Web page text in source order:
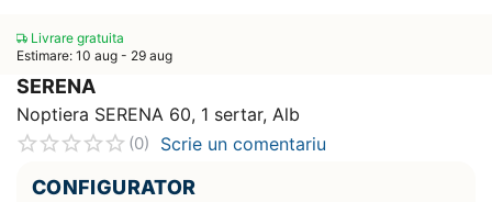
Livrare gratuita
Estimare: 10 aug - 29 aug
SERENA
Noptiera SERENA 60, 1 sertar, Alb
(0) Scrie un comentariu
CONFIGURATOR